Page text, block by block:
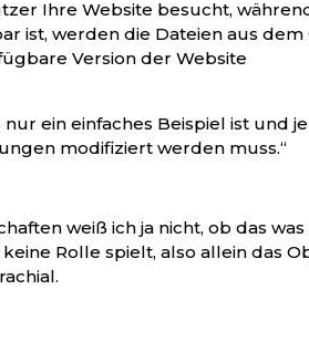
Ihre Website besucht,
ist, werden die Dateien aus dem
Version der Website
ein einfaches Beispiel ist und
modifiziert werden muss.“
weiß ich ja nicht, ob das was
Rolle spielt, also allein das